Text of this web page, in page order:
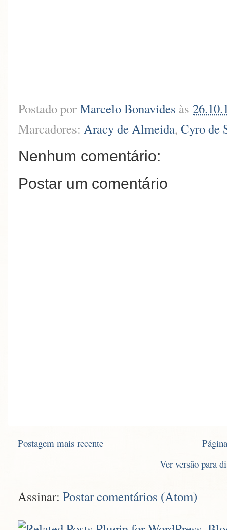
Postado porMarcelo Bonavides às
Marcadores: Aracy de Almeida, Cyro de
Nenhum comentário:
Postar um comentário
Postagem mais recente
Ver versão para
Assinar: Postar comentários (Atom)